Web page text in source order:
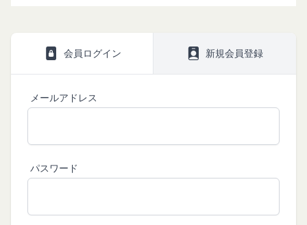
会員ログイン 新規会員登録
メールアドレス
パスワード
の利用禁止、停止、本サービス上に公開した提供物
（本規約第10条3項で定義します。）の削除その他
当社が前項に定める措置を講じた場合において、当
する義務並びにその他一切の義務を負わないものと
します。
第9条（当社が提供するコンテンツに関する知的財